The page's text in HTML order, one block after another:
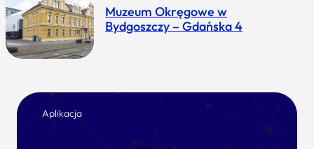
Muzeum Okręgowe w
Bydgoszczy – Gdańska 4
Aplikacja